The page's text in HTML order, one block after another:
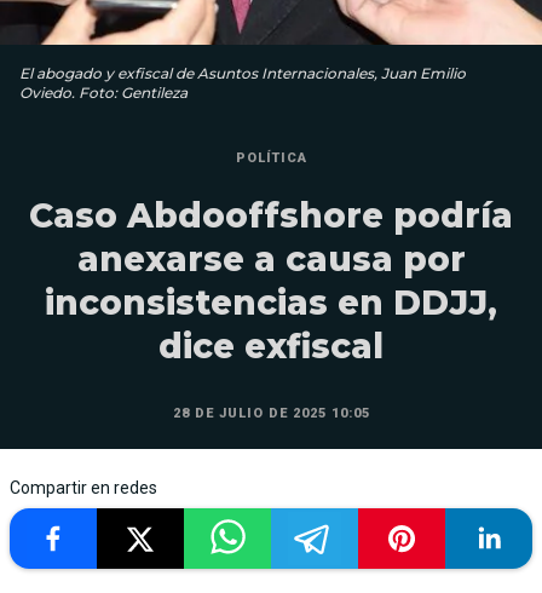
El abogado y exfiscal de Asuntos Internacionales, Juan Emilio
Oviedo. Foto: Gentileza
POLÍTICA
Caso Abdooffshore podría
anexarse a causa por
inconsistencias en DDJJ,
dice exfiscal
28 DE JULIO DE 2025 10:05
Compartir en redes